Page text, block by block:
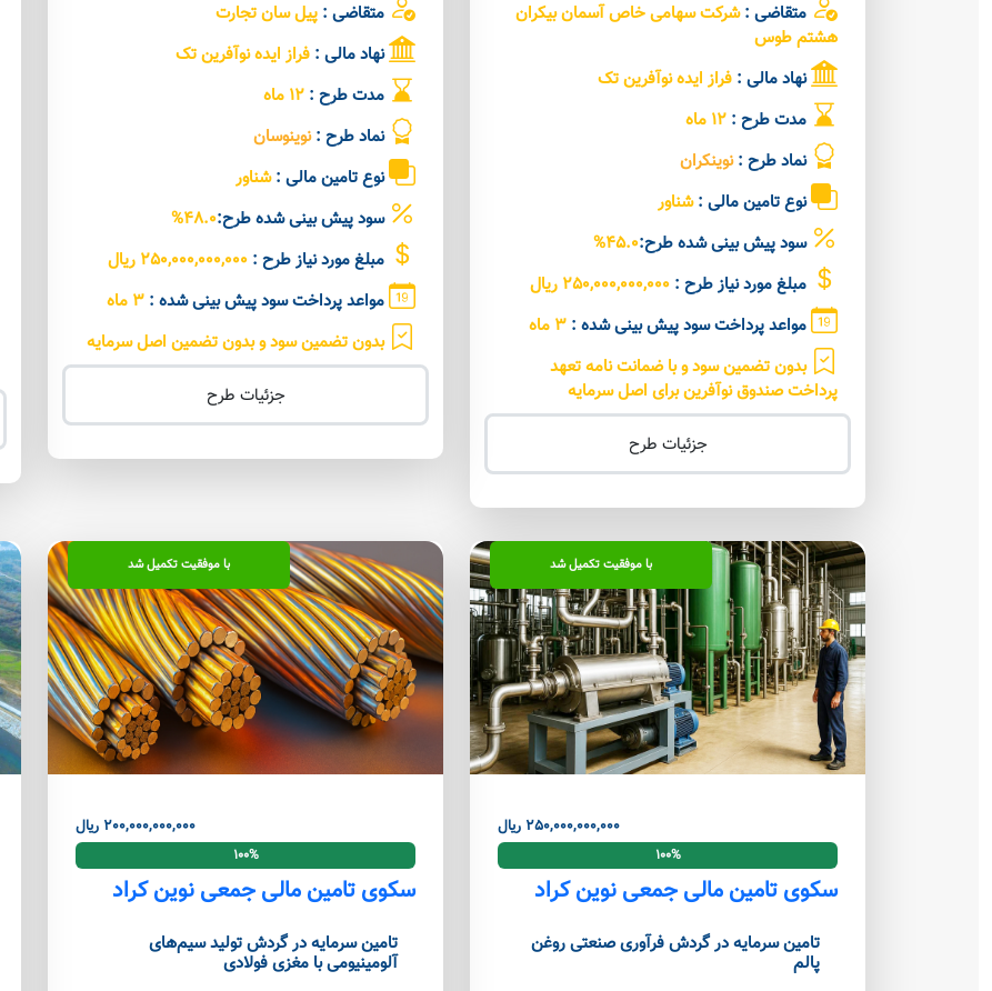
متقاضی :شرکت سهامی خاص آسمان بیکران
هشتم طوس
نهاد مالی : فراز ایده نوآفرین تک
مدت طرح : 12 ماه
نماد طرح : نوینکران
نوع تامین مالی :شناور
سود پیش بینی شده طرح:45.0%
مبلغ مورد نیاز طرح : 250,000,000,000 ریال
مواعد پرداخت سود پیش بینی شده :
بدون تضمین سود و با ضمانت نامه تعهد
پرداخت صندوق نوآفرین برای اصل سرمایه
جزئیات طرح
متقاضی : پیل سان تجارت
نهاد مالی : فراز ایده نوآفرین تک
مدت طرح : 12 ماه
نماد طرح : نوینوسان
نوع تامین مالی :شناور
سود پیش بینی شده طرح:48.0%
مبلغ مورد نیاز طرح : 250,000,000,000 ریال
مواعد پرداخت سود پیش بینی شده :
بدون تضمین سود و بدون تضمین اصل سرمایه
جزئیات طرح
با موفقیت تکمیل شد
250,000,000,000 ریال
100%
سکوی تامین مالی جمعی نوین کراد
تامین سرمایه در گردش فرآوری صنعتی روغن
پالم
با موفقیت تکمیل شد
200,000,000,000 ریال
100%
سکوی تامین مالی جمعی نوین کراد
تامین سرمایه در گردش تولید سیم‌های
آلومینیومی با مغزی فولادی